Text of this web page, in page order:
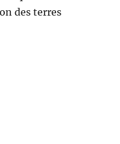
des terres